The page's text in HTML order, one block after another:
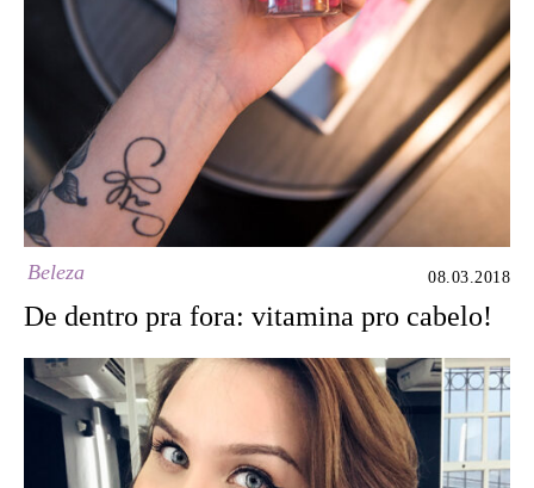
Beleza 08.03.2018
De dentro pra fora: vitamina pro cabelo!